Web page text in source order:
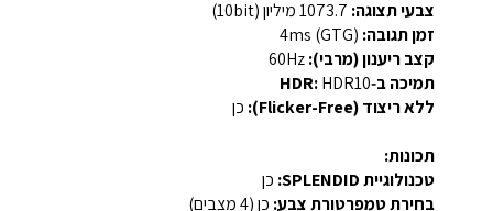
צבעי תצוגה:
זמן תגובה:
קצב ריענון (מרבי):
תמיכה ב‑HDR:HDR10
ללא ריצוד (Flicker-Free):
כן
תכונות:
טכנולוגיית SPLENDID:
כן
בחירת טמפרטורת צבע: כן (4 מצבים)